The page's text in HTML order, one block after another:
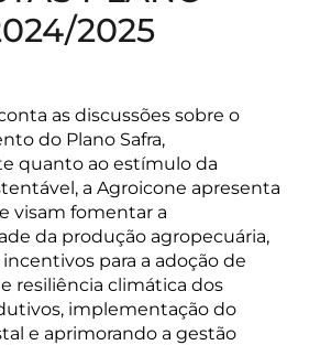
2025
as discussões sobre o
do Plano Safra,
quanto ao estímulo da
a Agroicone apresenta
visam fomentar a
da produção agropecuária,
para a adoção de
resiliência climática dos
implementação do
e aprimorando a gestão